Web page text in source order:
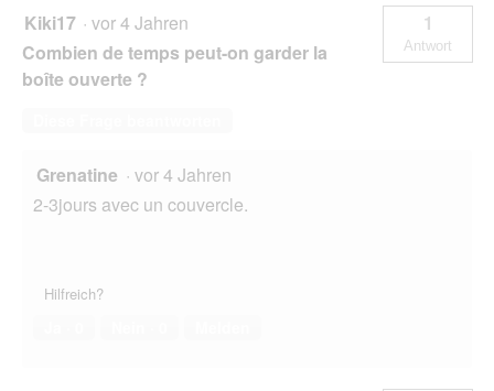
Kiki17 · vor 4 Jahren
Combien de temps peut-on garder la
boîte ouverte ?
1
Antwort
Grenatine · vor 4 Jahren
2-3jours avec un couvercle.
Hilfreich?